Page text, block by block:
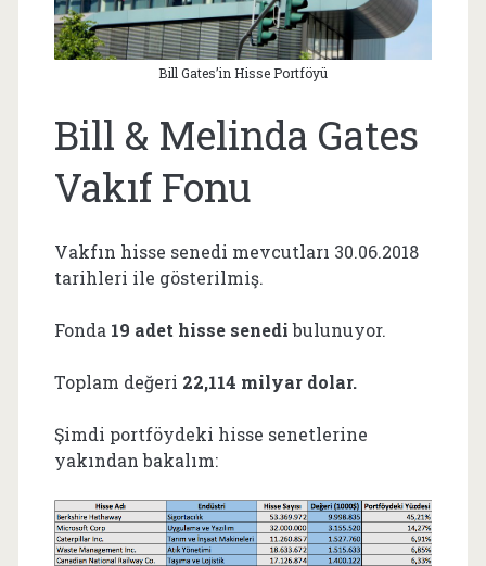
Bill Gates’in Hisse Portföyü
Bill & Melinda Gates
Vakıf Fonu
Vakfın hisse senedi mevcutları 30.06.2018
tarihleri ile gösterilmiş.
Fonda 19 adet hisse senedibulunuyor.
Toplam değeri 22,114 milyar dolar.
Şimdi portföydeki hisse senetlerine
yakından bakalım: